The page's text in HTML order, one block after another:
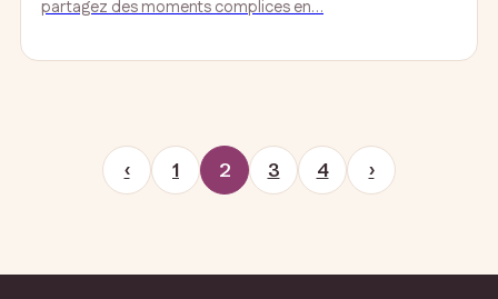
partagez des moments complices en…
‹ 1 2 3 4 ›